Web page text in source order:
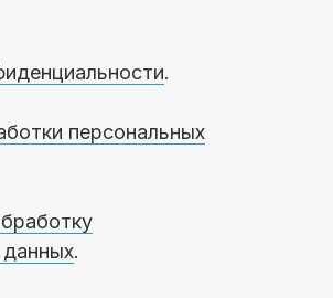
.
персональных
.